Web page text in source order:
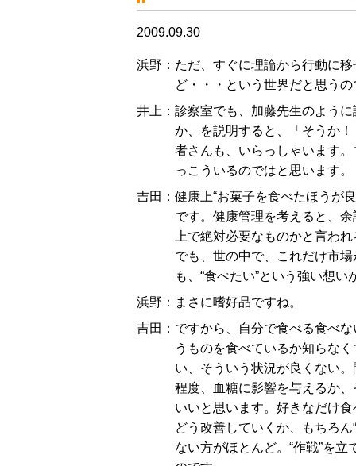
2009.09.30
浜野：ただ、すぐに理論から行動に
ど・・・という世界だと思う
井上：診察室でも、加藤先生のよう
か、を説明すると、「そうか
者さんも、いらっしゃいます
っこういるのではと思います。
吉田：健康上“お菓子を食べたほうが
です。健康管理を考えると、
上で絶対必要なものかと言わ
でも、世の中で、これだけ市
も、“食べたい”という強い想
浜野：まさに嗜好品ですね。
吉田：ですから、自分で食べる食べ
うものを食べているか知らな
い、そういう状況が良くない
程度、血糖に影響を与えるか
いいと思います。好きなだけ
どう改善していくか、もちろ
ない方がほとんど。“作戦”を